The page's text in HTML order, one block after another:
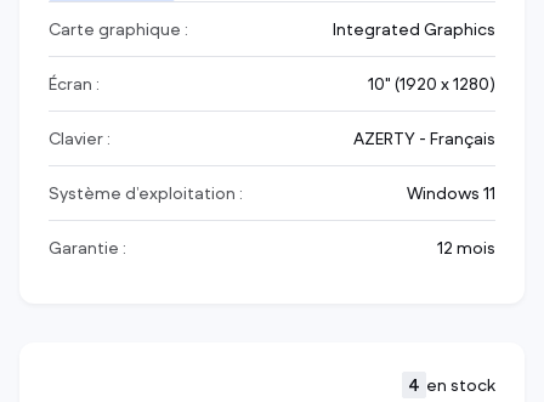
Carte graphique :
Integrated Graphics
Écran : 10" (1920 x 1280)
Clavier : AZERTY - Français
Système d’exploitation : Windows 11
Garantie : 12 mois
4 en stock